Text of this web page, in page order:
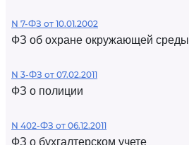
N 7-ФЗ от 10.01.2002
ФЗ об охране окружающей среды
N 3-ФЗ от 07.02.2011
ФЗ о полиции
N 402-ФЗ от 06.12.2011
ФЗ о бухгалтерском учете